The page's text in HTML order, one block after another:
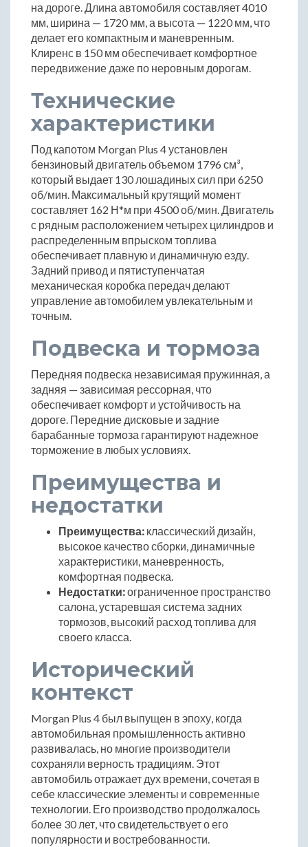
на дороге. Длина автомобиля составляет 4010
мм, ширина — 1720 мм, а высота — 1220 мм, что
делает его компактным и маневренным.
Клиренс в 150 мм обеспечивает комфортное
передвижение даже по неровным дорогам.
Технические
характеристики
Под капотом Morgan Plus 4 установлен
бензиновый двигатель объемом 1796 см³,
который выдает 130 лошадиных сил при 6250
об/мин. Максимальный крутящий момент
составляет 162 Н*м при 4500 об/мин. Двигатель
с рядным расположением четырех цилиндров и
распределенным впрыском топлива
обеспечивает плавную и динамичную езду.
Задний привод и пятиступенчатая
механическая коробка передач делают
управление автомобилем увлекательным и
точным.
Подвеска и тормоза
Передняя подвеска независимая пружинная, а
задняя — зависимая рессорная, что
обеспечивает комфорт и устойчивость на
дороге. Передние дисковые и задние
барабанные тормоза гарантируют надежное
торможение в любых условиях.
Преимущества и
недостатки
Преимущества: классический дизайн,
высокое качество сборки, динамичные
характеристики, маневренность,
комфортная подвеска.
Недостатки:ограниченное пространство
салона, устаревшая система задних
тормозов, высокий расход топлива для
своего класса.
Исторический
контекст
Morgan Plus 4 был выпущен в эпоху, когда
автомобильная промышленность активно
развивалась, но многие производители
сохраняли верность традициям. Этот
автомобиль отражает дух времени, сочетая в
себе классические элементы и современные
технологии. Его производство продолжалось
более 30 лет, что свидетельствует о его
популярности и востребованности.